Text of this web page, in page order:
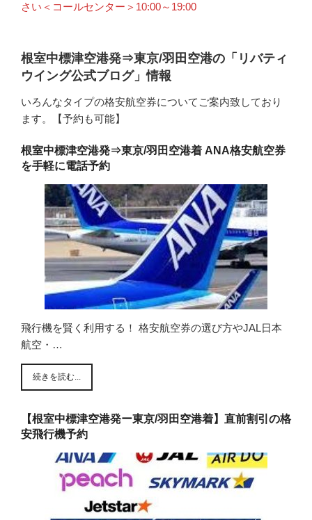
さい＜コールセンター＞10:00～19:00
根室中標津空港発⇒東京/羽田空港の「リバティ
ウイング公式ブログ」情報
いろんなタイプの格安航空券についてご案内致しており
ます。【予約も可能】
根室中標津空港発⇒東京/羽田空港着 ANA格安航空券
を手軽に電話予約
飛行機を賢く利用する！ 格安航空券の選び方やJAL日本
航空・…
続きを読む...
【根室中標津空港発ー東京/羽田空港着】直前割引の格
安飛行機予約